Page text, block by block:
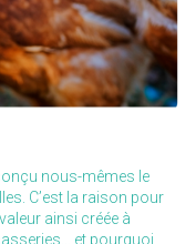
nous-mêmes le
C’est la raison pour
ainsi créée à
et pourquoi